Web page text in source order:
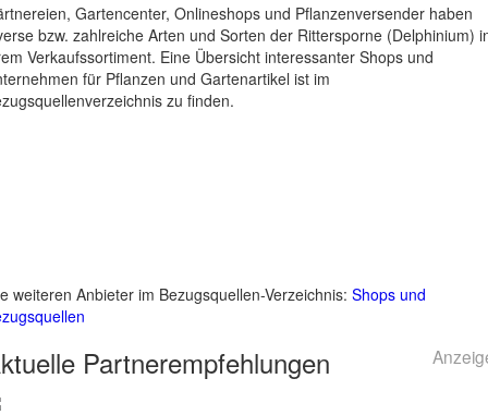
Gartencenter, Onlineshops und Pflanzenversender haben
bzw. zahlreiche Arten und Sorten der Rittersporne (Delphinium)
Verkaufssortiment. Eine Übersicht interessanter Shops und
für Pflanzen und Gartenartikel ist im
zu finden.
weiteren Anbieter im Bezugsquellen-Verzeichnis: Shops und
Partnerempfehlungen